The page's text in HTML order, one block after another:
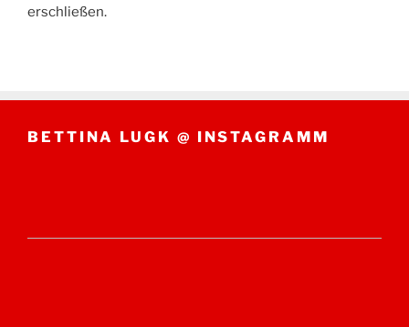
erschließen.
BETTINA LUGK @ INSTAGRAMM